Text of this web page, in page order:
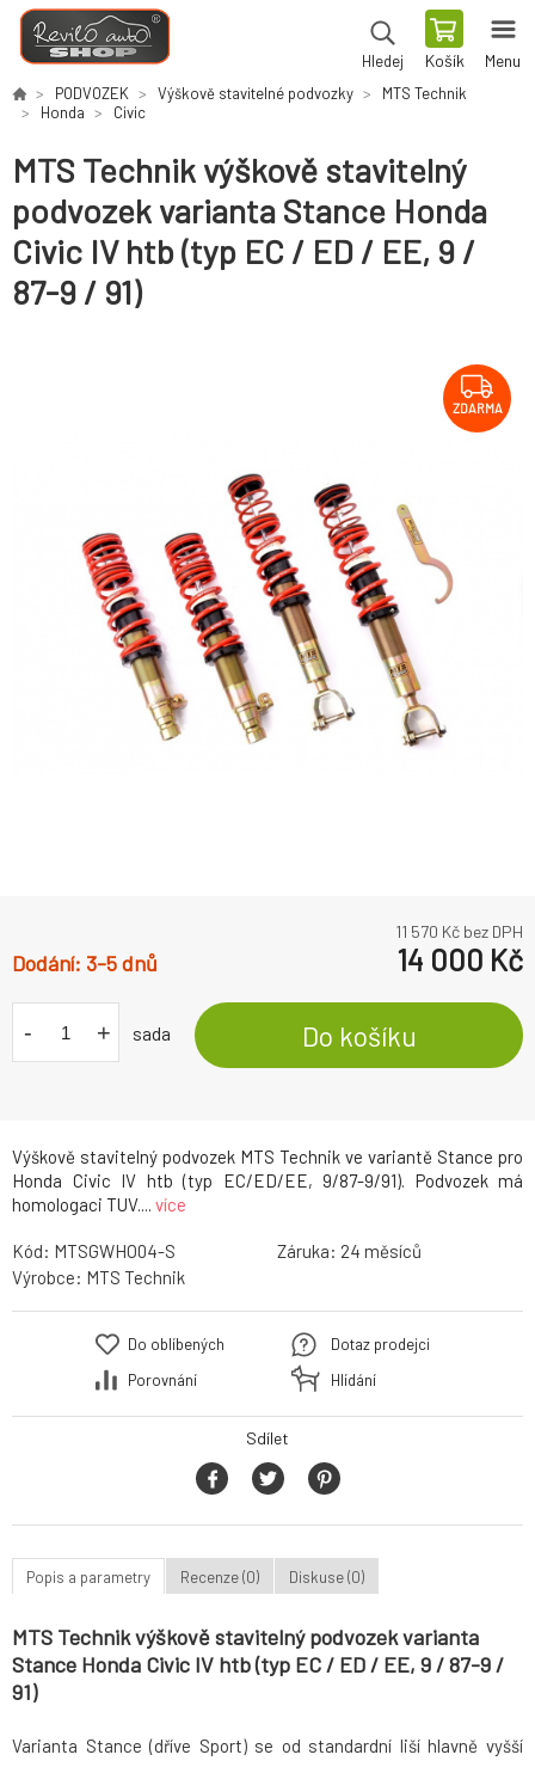
Hledej Košík Menu
PODVOZEK Výškově stavitelné podvozky
MTS Technik
Honda
Civic
MTS Technik výškově stavitelný
podvozek varianta Stance Honda
Civic IV htb (typ EC / ED / EE, 9 /
87-9 / 91)
ZDARMA
Výškově stavitelný podvozek MTS Technik ve variantě Stance pro
Honda Civic IV htb (typ EC/ED/EE, 9/87-9/91). Podvozek má
homologaci TUV.... více
11 570 Kč bez DPH
3-5 dnů 14 000 Kč
- + sada Do košíku
Kód: MTSGWHO04-S Záruka: 24
Výrobce: MTS Technik
Do oblíbených
Porovnání
Dotaz prodejci
Hlídání
Sdílet
Popis a parametry Recenze (0) Diskuse (0)
MTS Technik výškově stavitelný podvozek varianta
Stance Honda Civic IV htb (typ EC / ED / EE, 9 / 87-9 /
91)
Varianta Stance (dříve Sport) se od standardní liší hlavně vyšší